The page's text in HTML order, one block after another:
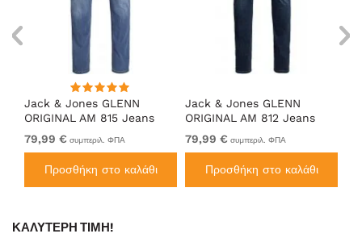
Jack & Jones GLENN
ORIGINAL AM 815 Jeans
Blue Denim
79,99 € συμπεριλ. ΦΠΑ
Προσθήκη στο καλάθι
Jack & Jones GLENN
ORIGINAL AM 812 Jeans
Blue Denim
79,99 € συμπεριλ. ΦΠΑ
Προσθήκη στο καλάθι
ΚΑΛΎΤΕΡΗ ΤΙΜΉ!